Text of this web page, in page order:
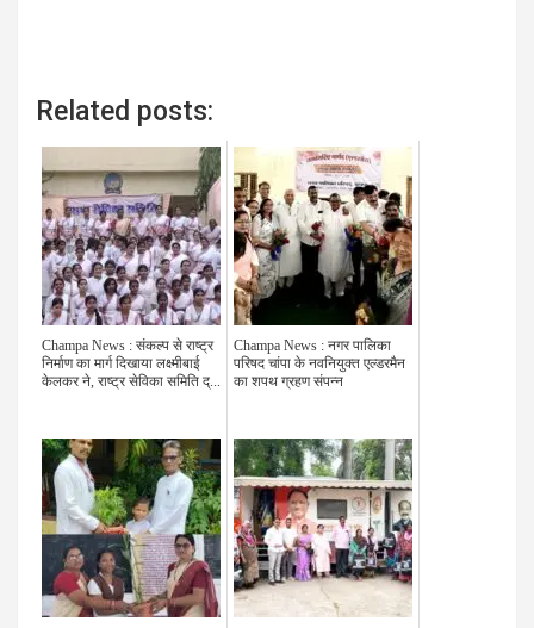
Related posts:
Champa News : संकल्प से राष्ट्र
निर्माण का मार्ग दिखाया लक्ष्मीबाई
केलकर ने, राष्ट्र सेविका समिति द्...
Champa News : नगर पालिका
परिषद चांपा के नवनियुक्त एल्डरमैन
का शपथ ग्रहण संपन्न